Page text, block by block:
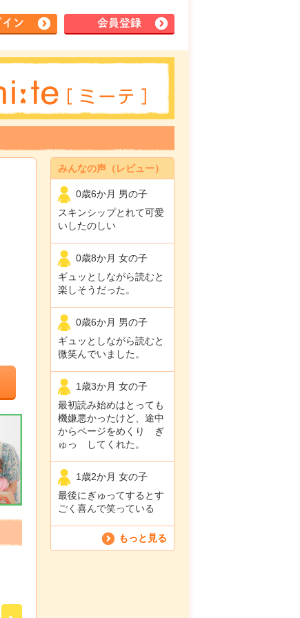
イン 会員登録
みんなの声（レビュー）
0歳6か月 男の子
スキンシップとれて可愛
いしたのしい
0歳8か月 女の子
ギュッとしながら読むと
楽しそうだった。
0歳6か月 男の子
ギュッとしながら読むと
微笑んでいました。
1歳3か月 女の子
最初読み始めはとっても
機嫌悪かったけど、途中
からページをめくり ぎ
ゅっ してくれた。
1歳2か月 女の子
最後にぎゅってするとす
ごく喜んで笑っている
もっと見る